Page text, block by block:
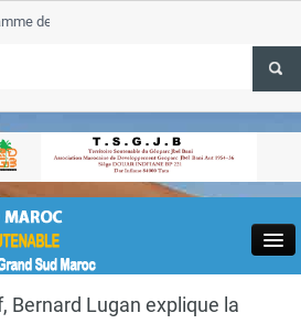
post-inondations
renforce l’aerien a Dakhla et
Tata
: Transavia renforce les vols Paris-
Bernard Lugan explique la